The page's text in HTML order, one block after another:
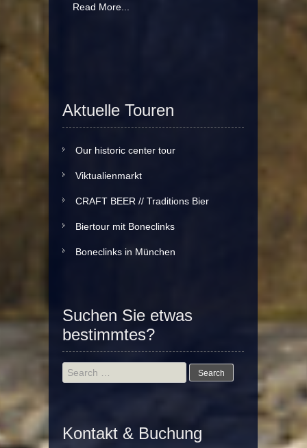
Read More...
Aktuelle Touren
Our historic center tour
Viktualienmarkt
CRAFT BEER // Traditions Bier
Biertour mit Boneclinks
Boneclinks in München
Suchen Sie etwas
bestimmtes?
Search
for:
Kontakt & Buchung